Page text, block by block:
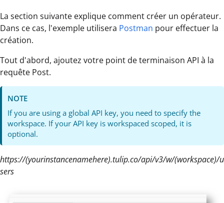
La section suivante explique comment créer un opérateur.
Dans ce cas, l'exemple utilisera Postman pour effectuer la
création.
Tout d'abord, ajoutez votre point de terminaison API à la
requête Post.
NOTE
If you are using a global API key, you need to specify the
workspace. If your API key is workspaced scoped, it is
optional.
https://(yourinstancenamehere).tulip.co/api/v3/w/(workspace)/u
sers